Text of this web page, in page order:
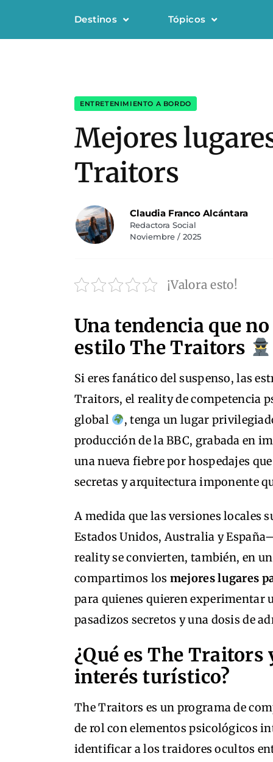
Destinos Tópicos
ENTRETENIMIENTO A BORDO
Mejores
Traitors
Claudia Franco Alcántara
Redactora Social
Noviembre / 2025
¡Valora esto!
Una tendencia que
estilo The Traitors
Si eres fanático del suspenso, las
Traitors, el reality de competencia
global
, tenga un lugar
producción de la BBC, grabada en
una nueva fiebre por hospedajes
secretas y arquitectura imponente
A medida que las versiones
Estados Unidos, Australia y
reality se convierten, también, en
compartimos los mejores lugares
para quienes quieren experimentar
pasadizos secretos y una dosis de
¿Qué es The
interés turístico?
The Traitors es un programa de
de rol con elementos psicológicos
identificar a los traidores ocultos